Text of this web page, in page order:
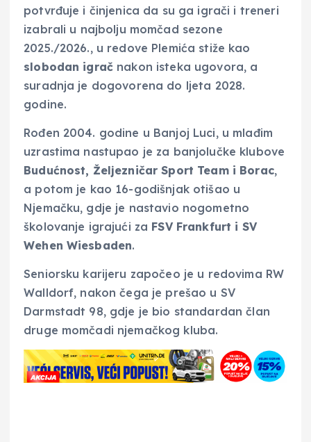
potvrđuje i činjenica da su ga igrači i treneri
izabrali u najbolju momčad sezone
2025./2026., u redove Plemića stiže kao
slobodan igrač nakon isteka ugovora, a
suradnja je dogovorena do ljeta 2028.
godine.
Rođen 2004. godine u Banjoj Luci, u mlađim
uzrastima nastupao je za banjolučke klubove
Budućnost, Željezničar Sport Team i Borac,
a potom je kao 16-godišnjak otišao u
Njemačku, gdje je nastavio nogometno
školovanje igrajući za FSV Frankfurt i SV
Wehen Wiesbaden.
Seniorsku karijeru započeo je u redovima RW
Walldorf, nakon čega je prešao u SV
Darmstadt 98, gdje je bio standardan član
druge momčadi njemačkog kluba.